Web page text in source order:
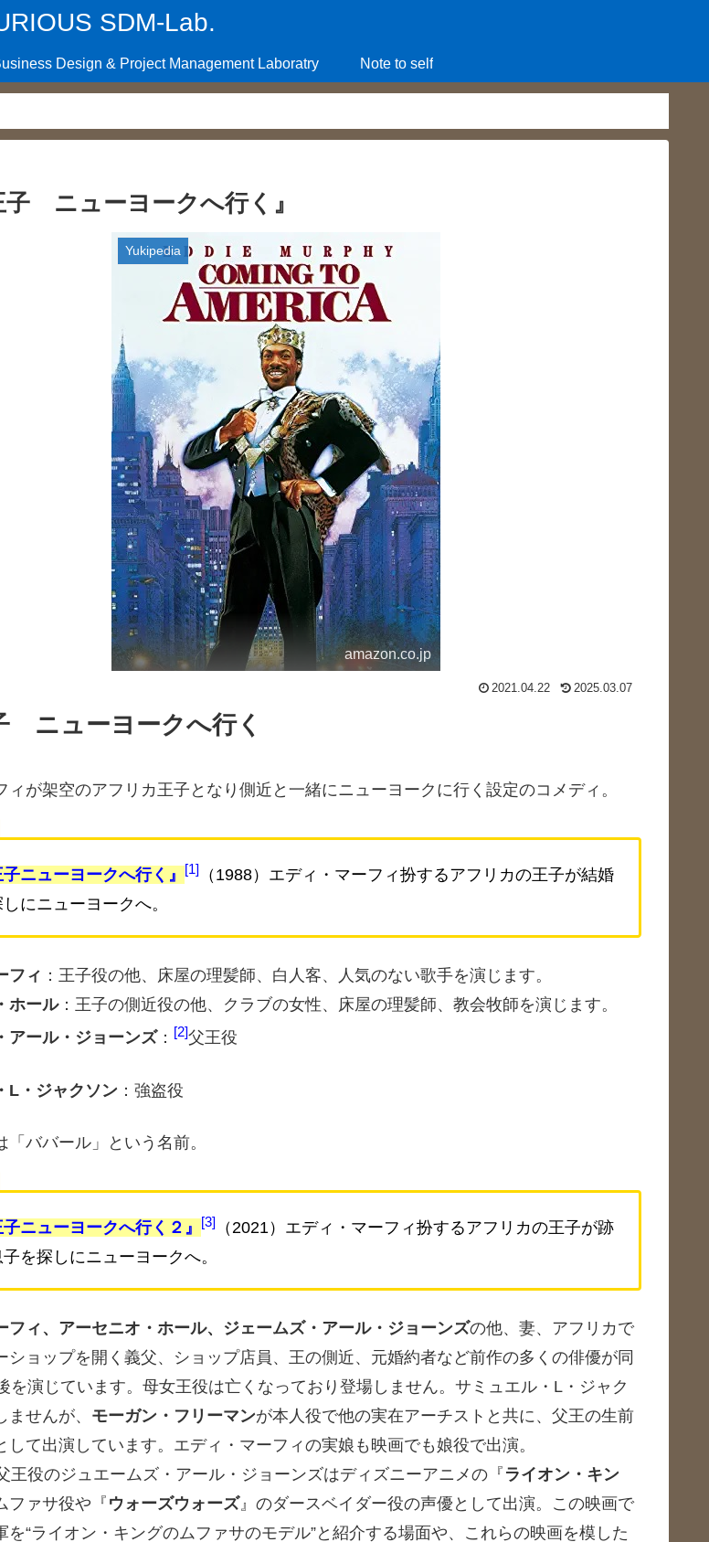
SDM-Lab.
Design & Project Management Laboratry Note to self
子 ニューヨークへ行く』
Yukipedia
amazon.co.jp
2021.04.22 2025.03.07
ニューヨークへ行く
ィが架空のアフリカ王子となり側近と一緒にニューヨークに行く設定のコメディ。
子ニューヨークへ行く』 1
（1988）エディ・マーフィ扮するアフリカの王子が結婚
にニューヨークへ。
フィ ：王子役の他、床屋の理髪師、白人客、人気のない歌手を演じます。
ホール：王子の側近役の他、クラブの女性、床屋の理髪師、教会牧師を演じます。
アール・ジョーンズ： 2 父王役
L・ジャクソン ：強盗役
「ババール」という名前。
子ニューヨークへ行く２』 3
（2021）エディ・マーフィ扮するアフリカの王子が跡
を探しにニューヨークへ。
フィ、アーセニオ・ホール、ジェームズ・アール・ジョーンズの他、妻、アフリカで
ショップを開く義父、ショップ店員、王の側近、元婚約者など前作の多くの俳優が同
を演じています。母女王役は亡くなっており登場しません。サミュエル・L・ジャク
ませんが、 モーガン・フリーマンが本人役で他の実在アーチストと共に、父王の生前
して出演しています。エディ・マーフィの実娘も映画でも娘役で出演。
王役のジュエームズ・アール・ジョーンズはディズニーアニメの『 ライオン・キン
ファサ役や『ウォーズウォーズ』のダースベイダー役の声優として出演。この映画で
を“ライオン・キングのムファサのモデル”と紹介する場面や、これらの映画を模した